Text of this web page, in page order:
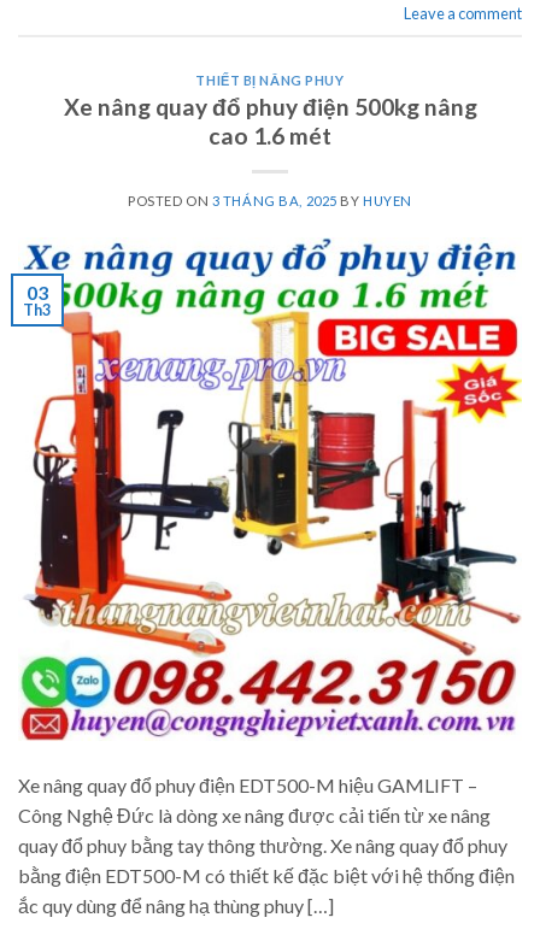
Leave a comment
THIẾT BỊ NÂNG PHUY
Xe nâng quay đổ phuy điện 500kg nâng
cao 1.6 mét
POSTED ON 3 THÁNG BA, 2025 BY HUYEN
03
Th3
Xe nâng quay đổ phuy điện EDT500-M hiệu GAMLIFT –
Công Nghệ Đức là dòng xe nâng được cải tiến từ xe nâng
quay đổ phuy bằng tay thông thường. Xe nâng quay đổ phuy
bằng điện EDT500-M có thiết kế đặc biệt với hệ thống điện
ắc quy dùng để nâng hạ thùng phuy […]